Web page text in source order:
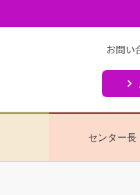
センター長